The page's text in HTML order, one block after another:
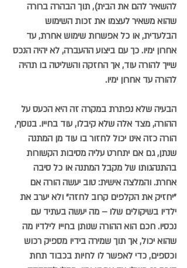
להשאיר להם את הבית), תוך הבהרה ברורה
שהוא משאיר לעצמו את זכות השימוש
הבלעדית, או כל אפשרות שימוש אחרת, עד
אחרון ימיו. כך עם ביצוע ההעברה, לא יהיה הנכס
שייך להורה עוד, אך החזקה והשליטה בו תהיה
להורה עד אחרון ימיו.
הבעיה שלא נפתרת במקרה זה היא הכעס על
ההורה, מצד אלה שלא קיבלו, עוד בחייו. בנוסף,
הורה כזה אינו יכול לחזור בו עוד מן המתנה
שנתן, גם אם יתחרט עליה מסיבות הקשורות
בהתנהגותו של מקבל המתנה או כל סיבה
אחרת. והמלצה אישית: טוב יעשה הורה אם
"יחזיק את הקלפים קרוב לחזה" ולא יערב את
ילדיו בשיקולים שלו – מה יעשה בעתיד עם
נכסיו. חכם הוא ההורה שנותן בחייו לילדיו מה
שהוא יכול, אך תוך שמירה בידיו מספיק רכוש
וכספים, כדי לאפשר לו לחיות בכבוד תחת